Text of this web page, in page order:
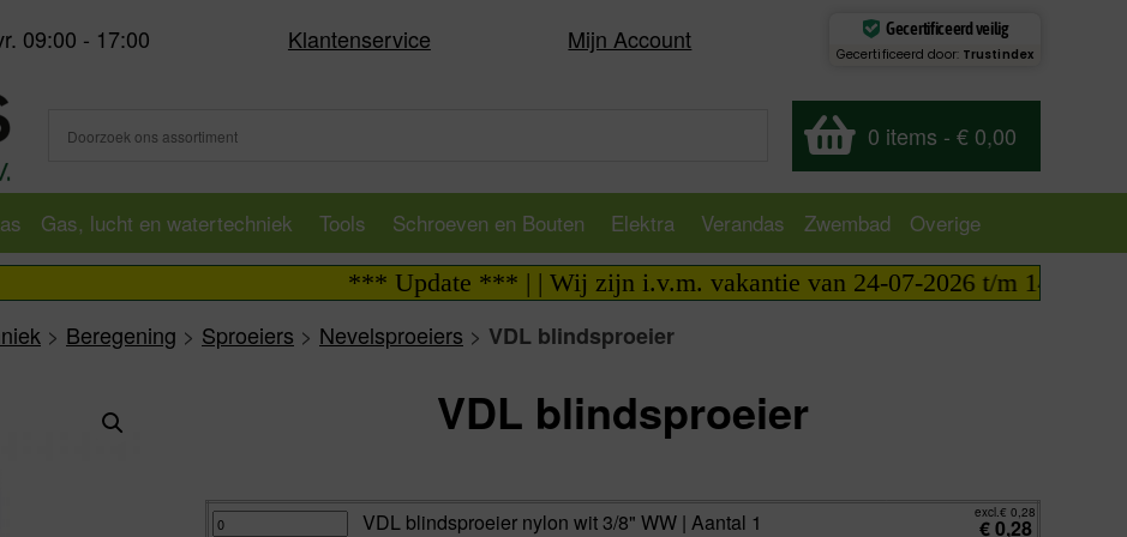
09:00 - 17:00 Klantenservice Mijn Account Gecertificeerd veilig
Gecertificeerd door: Trustindex
0 items - € 0,00
Gas, lucht en watertechniek Tools Schroeven en Bouten Elektra Verandas Zwembad
Overige
*** Update *** | | Wij zijn i.v.m. vakantie van 24-07-2026 t/m 14-08-2026
> Beregening > Sproeiers > Nevelsproeiers > VDL blindsproeier
VDL blindsproeier
VDL
blindsproeier VDL blindsproeier nylon wit 3/8" WW | Aantal 1 excl.€ 0,28
€0,28